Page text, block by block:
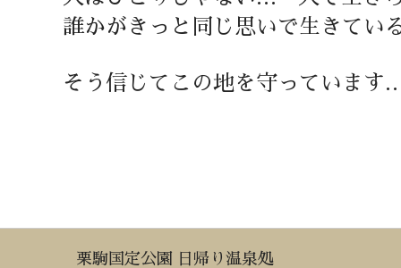
誰かがきっと同じ思いで生きてい
そう信じてこの地を守っています
栗駒国定公園 日帰り温泉処